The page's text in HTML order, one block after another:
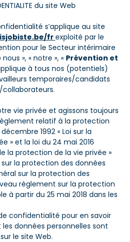
du site Web
s’applique au site
fr exploité par le
pour le Secteur intérimaire
», « notre », « Prévention et
à tous nos (potentiels)
temporaires/candidats
vie privée et agissons toujours
relatif à la protection
1992 « Loi sur la
» et la loi du 24 mai 2016
la protection de la vie privée »
la protection des données
sur la protection des
règlement sur la protection
à partir du 25 mai 2018 dans les
confidentialité pour en savoir
données personnelles sont
le site Web.